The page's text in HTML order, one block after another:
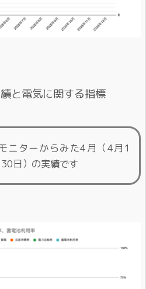
と電気に関する指標
ニターからみた4月（4月1
日）の実績です